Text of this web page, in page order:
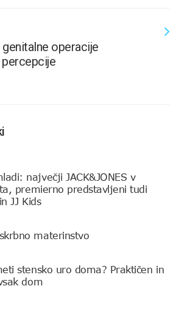
operacije
največji JACK&JONES v
premierno predstavljeni tudi
JJ Kids
materinstvo
stensko uro doma? Praktičen in
dom